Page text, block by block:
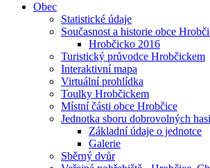
Obec
Statistické údaje
Současnost a historie obce
Hrobčicko 2016
Turistický průvodce Hrobčickem
Interaktivní mapa
Virtuální prohlídka
Toulky Hrobčickem
Místní části obce Hrobčice
Jednotka sboru dobrovolných
Základní údaje o jednotce
Galerie
Sběrný dvůr